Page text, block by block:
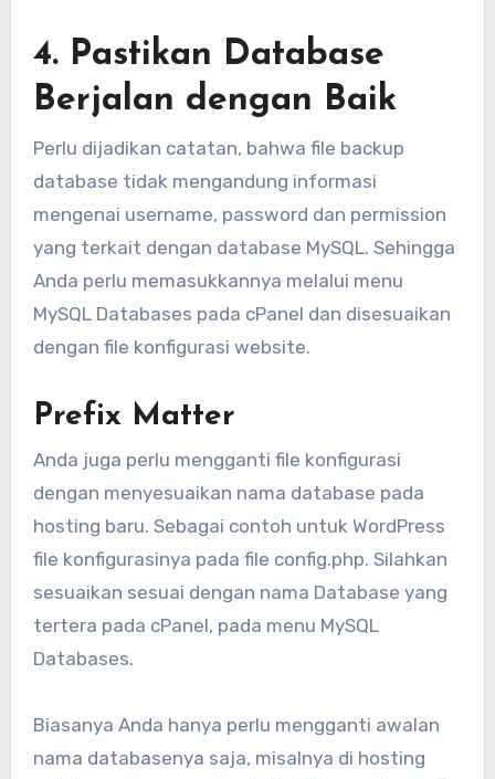
4. Pastikan Database
Berjalan dengan Baik
Perlu dijadikan catatan, bahwa file backup
database tidak mengandung informasi
mengenai username, password dan permission
yang terkait dengan database MySQL. Sehingga
Anda perlu memasukkannya melalui menu
MySQL Databases pada cPanel dan disesuaikan
dengan file konfigurasi website.
Prefix Matter
Anda juga perlu mengganti file konfigurasi
dengan menyesuaikan nama database pada
hosting baru. Sebagai contoh untuk WordPress
file konfigurasinya pada file config.php. Silahkan
sesuaikan sesuai dengan nama Database yang
tertera pada cPanel, pada menu MySQL
Databases.
Biasanya Anda hanya perlu mengganti awalan
nama databasenya saja, misalnya di hosting